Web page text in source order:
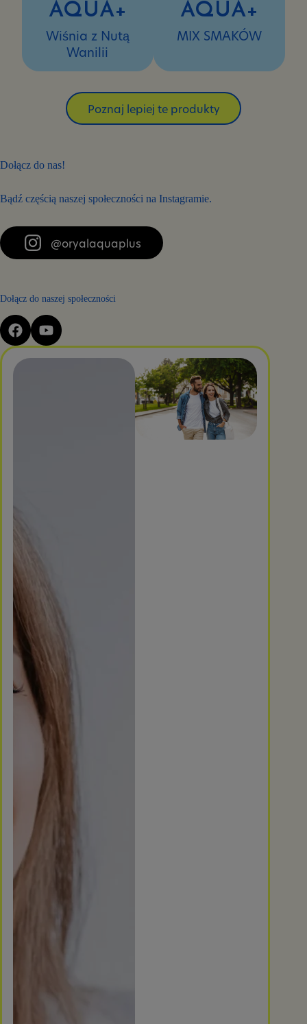
AQUA+
Wiśnia z Nutą
Wanilii
AQUA+
MIX SMAKÓW
Poznaj lepiej te produkty
Dołącz do nas!
Bądź częścią naszej społeczności na Instagramie.
@oryalaquaplus
Dołącz do naszej społeczności